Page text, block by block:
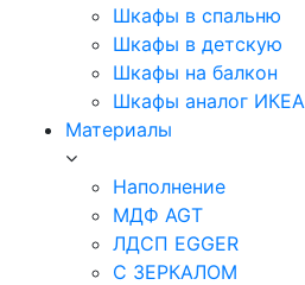
Шкафы в спальню
Шкафы в детскую
Шкафы на балкон
Шкафы аналог ИКЕА
Материалы
Наполнение
МДФ AGT
ЛДСП EGGER
С ЗЕРКАЛОМ